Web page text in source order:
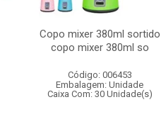
Copo mixer 380ml sortido
copo mixer 380ml so
Código: 006453
Embalagem: Unidade
Caixa Com: 30 Unidade(s)